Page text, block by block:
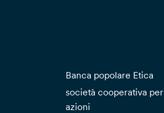
Banca popolare Etica
società cooperativa per
azioni